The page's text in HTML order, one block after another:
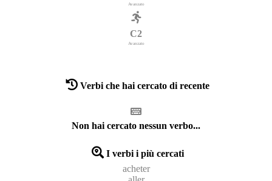
Avanzato
C2
Avanzato
Verbi che hai cercato di recente
Non hai cercato nessun verbo...
I verbi i più cercati
acheter